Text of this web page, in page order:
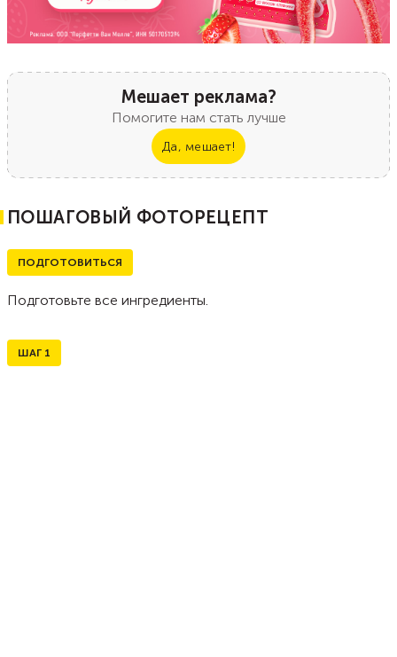
Мешает реклама?
Помогите нам стать лучше
Да, мешает!
ПОШАГОВЫЙ ФОТОРЕЦЕПТ
ПОДГОТОВИТЬСЯ
Подготовьте все ингредиенты.
ШАГ 1